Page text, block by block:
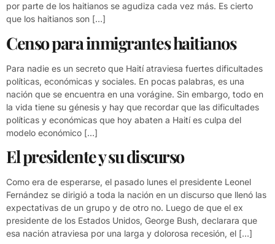
por parte de los haitianos se agudiza cada vez más. Es cierto
que los haitianos son […]
Censo para inmigrantes haitianos
Para nadie es un secreto que Haití atraviesa fuertes dificultades
políticas, económicas y sociales. En pocas palabras, es una
nación que se encuentra en una vorágine. Sin embargo, todo en
la vida tiene su génesis y hay que recordar que las dificultades
políticas y económicas que hoy abaten a Haití es culpa del
modelo económico […]
El presidente y su discurso
Como era de esperarse, el pasado lunes el presidente Leonel
Fernández se dirigió a toda la nación en un discurso que llenó las
expectativas de un grupo y de otro no. Luego de que el ex
presidente de los Estados Unidos, George Bush, declarara que
esa nación atraviesa por una larga y dolorosa recesión, el […]